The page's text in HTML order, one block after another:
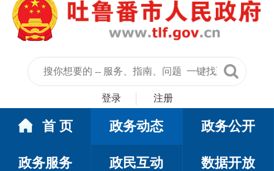
登录 注册
首 页 政务动态 政务公开
政务服务 政民互动 数据开放